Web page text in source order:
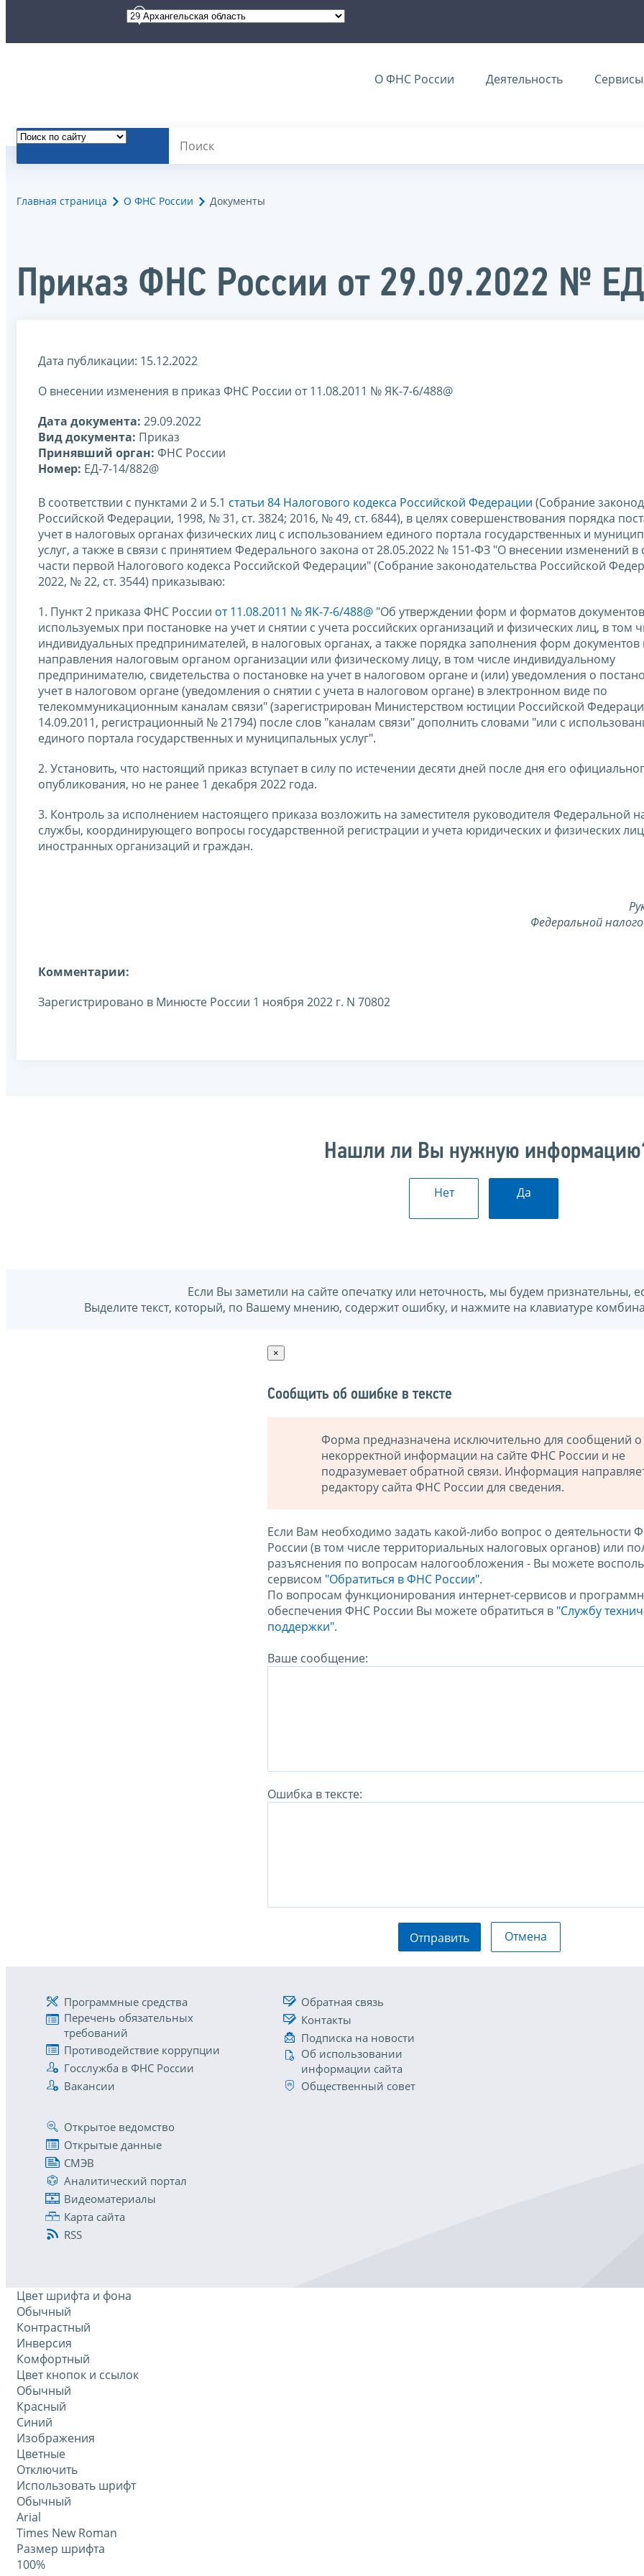
О ФНС России Деятельность Сервисы
Главная страница О ФНС России Документы
Приказ ФНС России от 29.09.2022 №
Дата публикации: 15.12.2022
О внесении изменения в приказ ФНС России от 11.08.2011 № ЯК-7-6/488@
Дата документа: 29.09.2022
Вид документа: Приказ
Принявший орган: ФНС России
Номер: ЕД-7-14/882@
В соответствии с пунктами 2 и 5.1 статьи 84 Налогового кодекса Российской Федерации (Собрание
Российской Федерации, 1998, № 31, ст. 3824; 2016, № 49, ст. 6844), в целях совершенствования порядка
учет в налоговых органах физических лиц с использованием единого портала государственных и
услуг, а также в связи с принятием Федерального закона от 28.05.2022 № 151-ФЗ "О внесении изменений в
части первой Налогового кодекса Российской Федерации" (Собрание законодательства Российской
2022, № 22, ст. 3544) приказываю:
1. Пункт 2 приказа ФНС России от 11.08.2011 № ЯК-7-6/488@ "Об утверждении форм и форматов
используемых при постановке на учет и снятии с учета российских организаций и физических лиц, в том
индивидуальных предпринимателей, в налоговых органах, а также порядка заполнения форм документов
направления налоговым органом организации или физическому лицу, в том числе индивидуальному
предпринимателю, свидетельства о постановке на учет в налоговом органе и (или) уведомления о
учет в налоговом органе (уведомления о снятии с учета в налоговом органе) в электронном виде по
телекоммуникационным каналам связи" (зарегистрирован Министерством юстиции Российской
14.09.2011, регистрационный № 21794) после слов "каналам связи" дополнить словами "или с
единого портала государственных и муниципальных услуг".
2. Установить, что настоящий приказ вступает в силу по истечении десяти дней после дня его
опубликования, но не ранее 1 декабря 2022 года.
3. Контроль за исполнением настоящего приказа возложить на заместителя руководителя Федеральной
службы, координирующего вопросы государственной регистрации и учета юридических и физических
иностранных организаций и граждан.
Федеральной
Комментарии:
Зарегистрировано в Минюсте России 1 ноября 2022 г. N 70802
Нашли ли Вы нужную
Нет Да
Если Вы заметили на сайте опечатку или неточность, мы будем признательны,
Выделите текст, который, по Вашему мнению, содержит ошибку, и нажмите на клавиатуре
×
Сообщить об ошибке в тексте
Форма предназначена исключительно для сообщений о
некорректной информации на сайте ФНС России и не
подразумевает обратной связи. Информация
редактору сайта ФНС России для сведения.
Если Вам необходимо задать какой-либо вопрос о деятельности
России (в том числе территориальных налоговых органов) или
разъяснения по вопросам налогообложения - Вы можете
сервисом "Обратиться в ФНС России".
По вопросам функционирования интернет-сервисов и
обеспечения ФНС России Вы можете обратиться в "Службу
поддержки".
Ваше сообщение:
Ошибка в тексте:
Отправить Отмена
Программные средства
Перечень обязательных
требований
Противодействие коррупции
Госслужба в ФНС России
Вакансии
Обратная связь
Контакты
Подписка на новости
Об использовании
информации сайта
Общественный совет
Открытое ведомство
Открытые данные
СМЭВ
Аналитический портал
Видеоматериалы
Карта сайта
RSS
Цвет шрифта и фона
Обычный
Контрастный
Инверсия
Комфортный
Цвет кнопок и ссылок
Обычный
Красный
Синий
Изображения
Цветные
Отключить
Использовать шрифт
Обычный
Arial
Times New Roman
Размер шрифта
100%